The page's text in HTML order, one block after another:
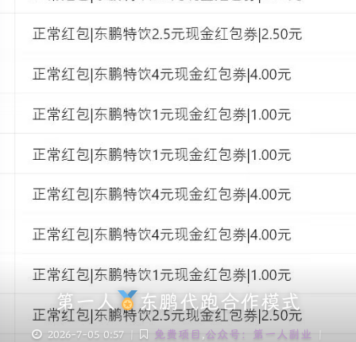
第一人 东鹏代跑合作模式
2026-7-05 0:57 免费项目 公众号：第一人副业